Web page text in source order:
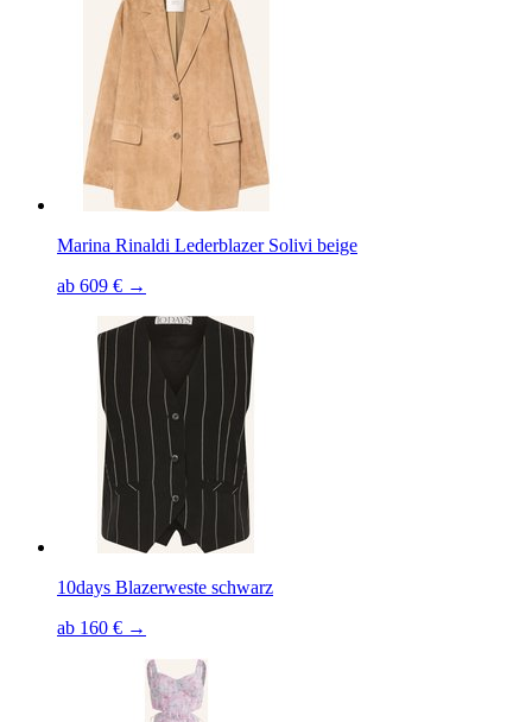
Marina Rinaldi Lederblazer Solivi beige
ab 609 € →
10days Blazerweste schwarz
ab 160 € →